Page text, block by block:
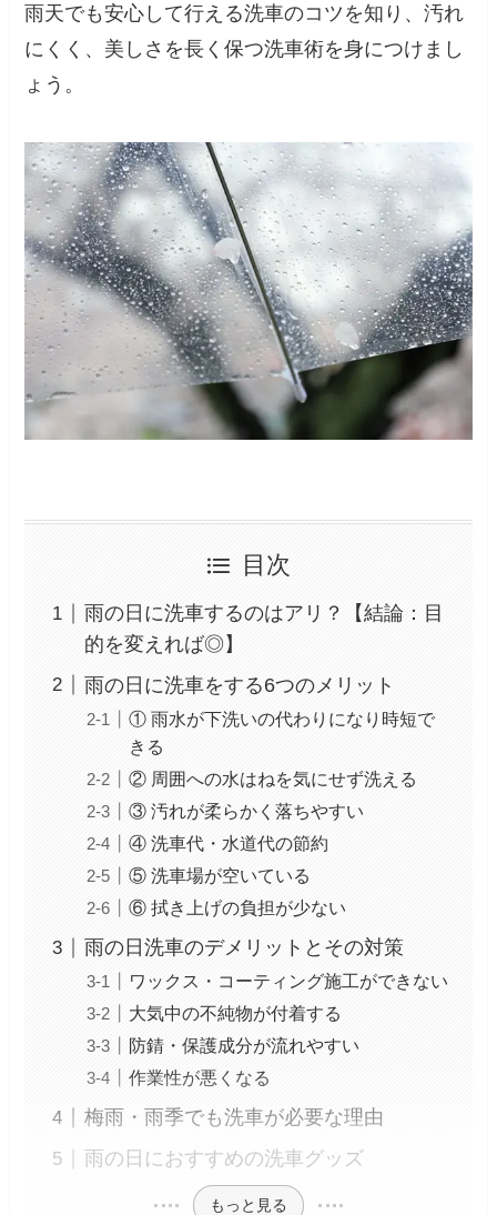
雨天でも安心して行える洗車のコツを知り、汚れ
にくく、美しさを長く保つ洗車術を身につけまし
ょう。
目次
雨の日に洗車するのはアリ？【結論：目
的を変えれば◎】
雨の日に洗車をする6つのメリット
① 雨水が下洗いの代わりになり時短で
きる
② 周囲への水はねを気にせず洗える
③ 汚れが柔らかく落ちやすい
④ 洗車代・水道代の節約
⑤ 洗車場が空いている
⑥ 拭き上げの負担が少ない
雨の日洗車のデメリットとその対策
ワックス・コーティング施工ができない
大気中の不純物が付着する
防錆・保護成分が流れやすい
作業性が悪くなる
梅雨・雨季でも洗車が必要な理由
雨の日におすすめの洗車グッズ
もっと見る